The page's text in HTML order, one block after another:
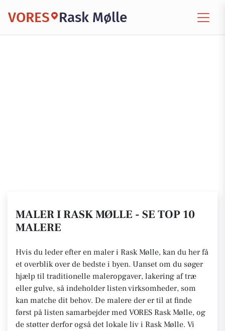
VORES Rask Mølle
MALER I RASK MØLLE - SE TOP 10
MALERE
Hvis du leder efter en maler i Rask Mølle, kan du her få
et overblik over de bedste i byen. Uanset om du søger
hjælp til traditionelle maleropgaver, lakering af træ
eller gulve, så indeholder listen virksomheder, som
kan matche dit behov. De malere der er til at finde
først på listen samarbejder med VORES Rask Mølle, og
de støtter derfor også det lokale liv i Rask Mølle. Vi